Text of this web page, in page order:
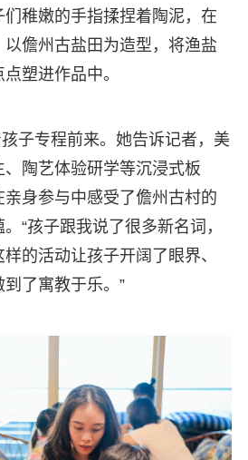
稚嫩的手指揉捏着陶泥，在
儋州古盐田为造型，将渔盐
塑进作品中。
子专程前来。她告诉记者，美
陶艺体验研学等沉浸式板
身参与中感受了儋州古村的
“孩子跟我说了很多新名词，
的活动让孩子开阔了眼界、
了寓教于乐。”